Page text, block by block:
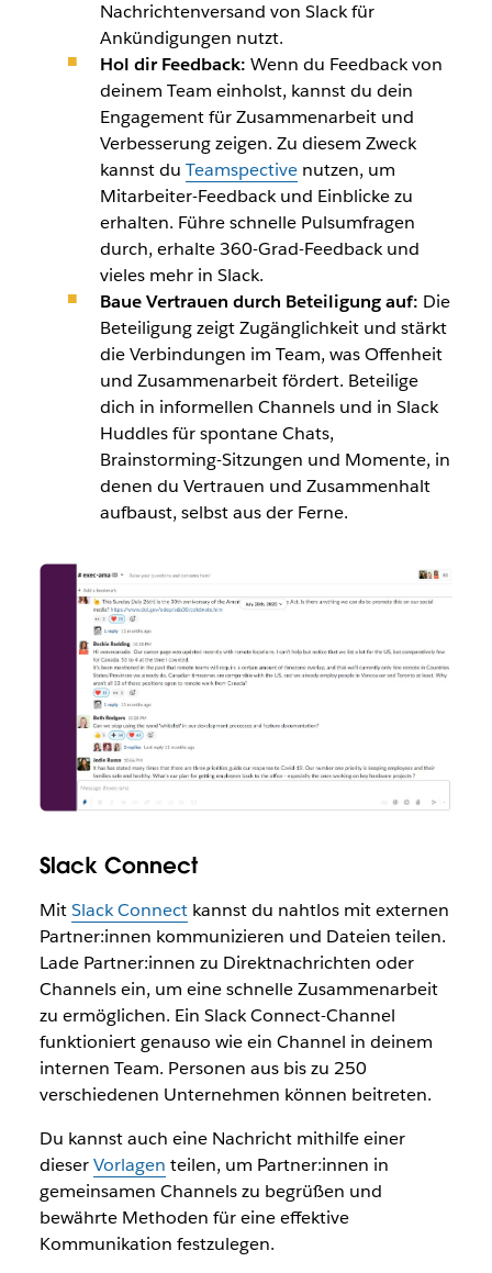
Nachrichtenversand von Slack für
Ankündigungen nutzt.
Hol dir Feedback: Wenn du Feedback von
deinem Team einholst, kannst du dein
Engagement für Zusammenarbeit und
Verbesserung zeigen. Zu diesem Zweck
kannst du Teamspectivenutzen, um
Mitarbeiter-Feedback und Einblicke zu
erhalten. Führe schnelle Pulsumfragen
durch, erhalte 360-Grad-Feedback und
vieles mehr in Slack.
Baue Vertrauen durch Beteiligung auf: Die
Beteiligung zeigt Zugänglichkeit und stärkt
die Verbindungen im Team, was Offenheit
und Zusammenarbeit fördert. Beteilige
dich in informellen Channels und in Slack
Huddles für spontane Chats,
Brainstorming-Sitzungen und Momente, in
denen du Vertrauen und Zusammenhalt
aufbaust, selbst aus der Ferne.
Slack Connect
MitSlack Connectkannst du nahtlos mit externen
Partner:innen kommunizieren und Dateien teilen.
Lade Partner:innen zu Direktnachrichten oder
Channels ein, um eine schnelle Zusammenarbeit
zu ermöglichen. Ein Slack Connect-Channel
funktioniert genauso wie ein Channel in deinem
internen Team. Personen aus bis zu 250
verschiedenen Unternehmen können beitreten.
Du kannst auch eine Nachricht mithilfe einer
dieserVorlagen teilen, um Partner:innen in
gemeinsamen Channels zu begrüßen und
bewährte Methoden für eine effektive
Kommunikation festzulegen.